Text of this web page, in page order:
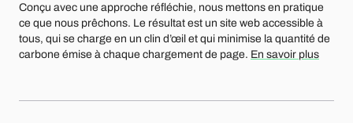
Conçu avec une approche réfléchie, nous mettons en pratique
ce que nous prêchons. Le résultat est un site web accessible à
tous, qui se charge en un clin d’œil et qui minimise la quantité de
carbone émise à chaque chargement de page. En savoir plus